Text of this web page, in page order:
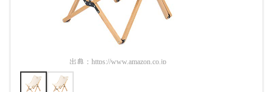
出典： https://www.amazon.co.jp